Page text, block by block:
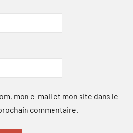
mon e-mail et mon site dans le
commentaire.